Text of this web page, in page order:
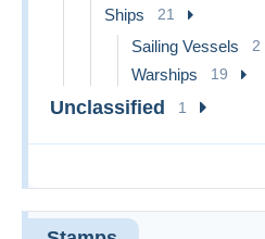
Ships 21
Sailing Vessels 2
Warships 19
Unclassified 1